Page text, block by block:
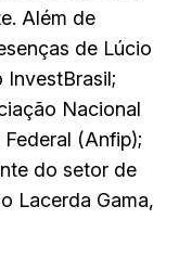
Além de
de Lúcio
InvestBrasil;
Nacional
(Anfip);
do setor de
Lacerda Gama,